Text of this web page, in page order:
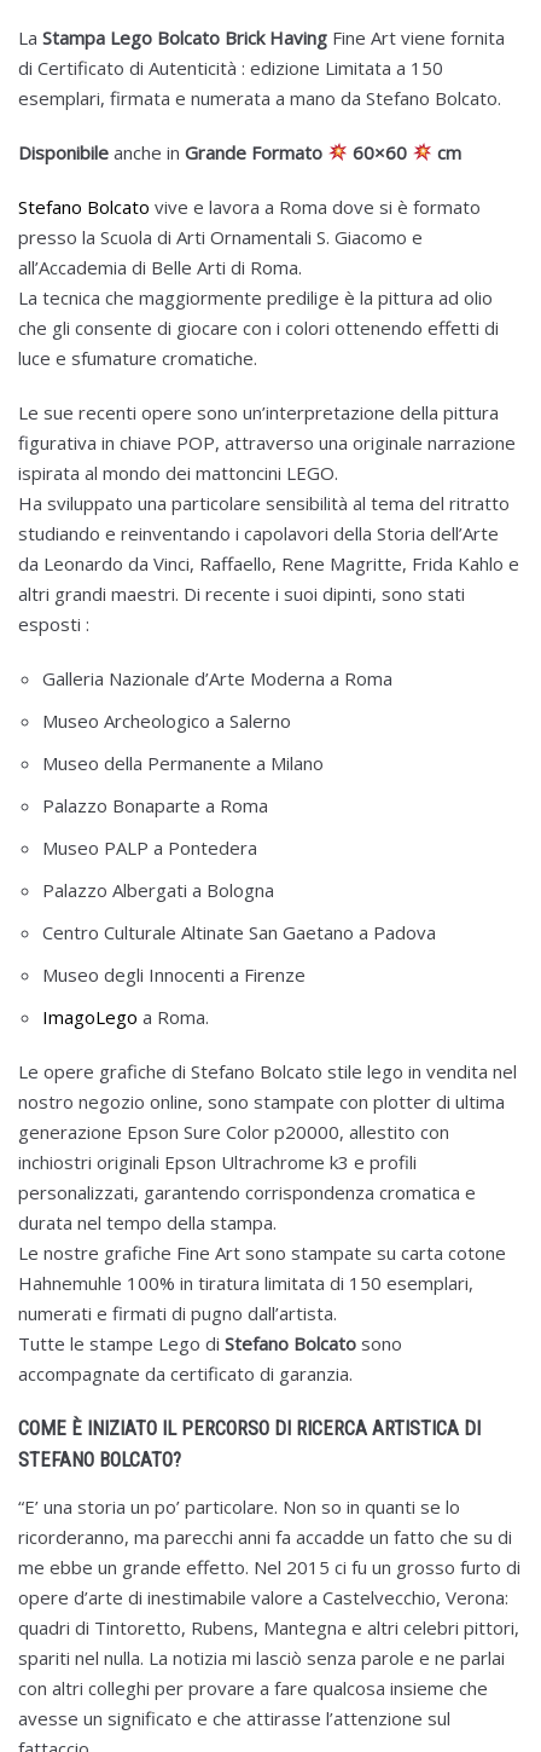
La Stampa Lego Bolcato Brick Having Fine Art viene fornita
di Certificato di Autenticità : edizione Limitata a 150
esemplari, firmata e numerata a mano da Stefano Bolcato.
Disponibile anche in Grande Formato 60×60 cm
Stefano Bolcato vive e lavora a Roma dove si è formato
presso la Scuola di Arti Ornamentali S. Giacomo e
all’Accademia di Belle Arti di Roma.
La tecnica che maggiormente predilige è la pittura ad olio
che gli consente di giocare con i colori ottenendo effetti di
luce e sfumature cromatiche.
Le sue recenti opere sono un’interpretazione della pittura
figurativa in chiave POP, attraverso una originale narrazione
ispirata al mondo dei mattoncini LEGO.
Ha sviluppato una particolare sensibilità al tema del ritratto
studiando e reinventando i capolavori della Storia dell’Arte
da Leonardo da Vinci, Raffaello, Rene Magritte, Frida Kahlo e
altri grandi maestri. Di recente i suoi dipinti, sono stati
esposti :
Galleria Nazionale d’Arte Moderna a Roma
Museo Archeologico a Salerno
Museo della Permanente a Milano
Palazzo Bonaparte a Roma
Museo PALP a Pontedera
Palazzo Albergati a Bologna
Centro Culturale Altinate San Gaetano a Padova
Museo degli Innocenti a Firenze
ImagoLego a Roma.
Le opere grafiche di Stefano Bolcato stile lego in vendita nel
nostro negozio online, sono stampate con plotter di ultima
generazione Epson Sure Color p20000, allestito con
inchiostri originali Epson Ultrachrome k3 e profili
personalizzati, garantendo corrispondenza cromatica e
durata nel tempo della stampa.
Le nostre grafiche Fine Art sono stampate su carta cotone
Hahnemuhle 100% in tiratura limitata di 150 esemplari,
numerati e firmati di pugno dall’artista.
Tutte le stampe Lego di Stefano Bolcato sono
accompagnate da certificato di garanzia.
COME È INIZIATO IL PERCORSO DI RICERCA ARTISTICA DI
STEFANO BOLCATO?
“E’ una storia un po’ particolare. Non so in quanti se lo
ricorderanno, ma parecchi anni fa accadde un fatto che su di
me ebbe un grande effetto. Nel 2015 ci fu un grosso furto di
opere d’arte di inestimabile valore a Castelvecchio, Verona:
quadri di Tintoretto, Rubens, Mantegna e altri celebri pittori,
spariti nel nulla. La notizia mi lasciò senza parole e ne parlai
con altri colleghi per provare a fare qualcosa insieme che
avesse un significato e che attirasse l’attenzione sul